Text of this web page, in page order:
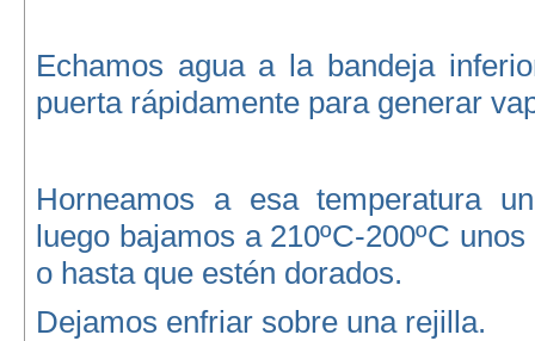
Echamos agua a la bandeja
puerta rápidamente para generar
Horneamos a esa temperatura
luego bajamos a 210ºC-200ºC
o hasta que estén dorados.
Dejamos enfriar sobre una rejilla.